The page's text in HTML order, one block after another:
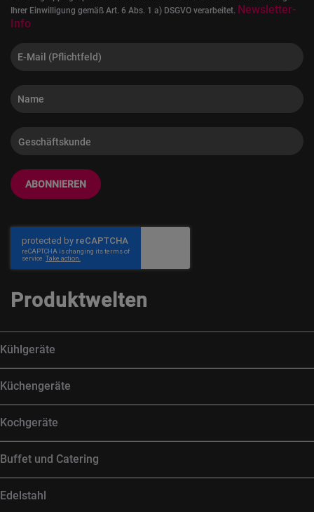
Ihrer Einwilligung gemäß Art. 6 Abs. 1 a) DSGVO verarbeitet. Newsletter-
Info
ABONNIEREN
Produktwelten
Kühlgeräte
Küchengeräte
Kochgeräte
Buffet und Catering
Edelstahl